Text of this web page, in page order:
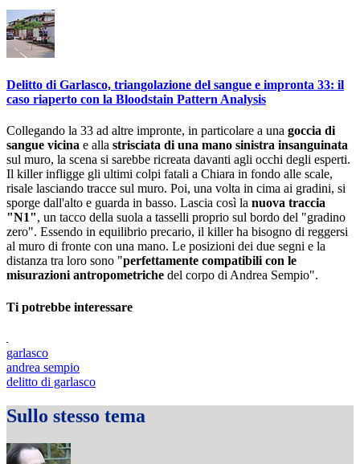
Delitto di Garlasco, triangolazione del sangue e impronta 33: il
caso riaperto con la Bloodstain Pattern Analysis
Collegando la 33 ad altre impronte, in particolare a una goccia di
sangue vicina e alla strisciata di una mano sinistra insanguinata
sul muro, la scena si sarebbe ricreata davanti agli occhi degli esperti.
Il killer infligge gli ultimi colpi fatali a Chiara in fondo alle scale,
risale lasciando tracce sul muro. Poi, una volta in cima ai gradini, si
sporge dall'alto e guarda in basso. Lascia così la nuova traccia
"N1", un tacco della suola a tasselli proprio sul bordo del "gradino
zero". Essendo in equilibrio precario, il killer ha bisogno di reggersi
al muro di fronte con una mano. Le posizioni dei due segni e la
distanza tra loro sono "perfettamente compatibili con le
misurazioni antropometriche del corpo di Andrea Sempio".
Ti potrebbe interessare
garlasco
andrea sempio
delitto di garlasco
Sullo stesso tema